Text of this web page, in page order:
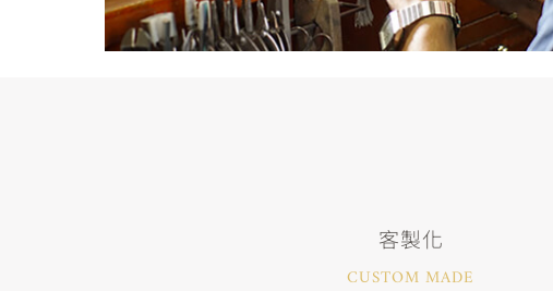
客製化
CUSTOM MADE